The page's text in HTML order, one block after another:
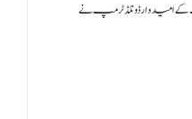
انتخابات کے امیدوار ڈونلڈ ٹرمپ نے